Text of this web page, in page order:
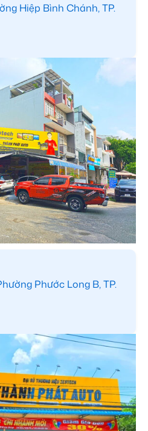
Hiệp Bình Chánh, TP.
Phước Long B, TP.